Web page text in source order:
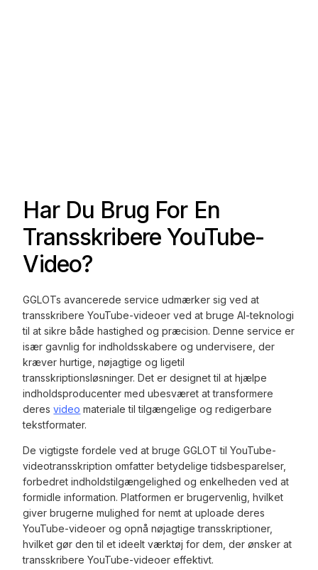
Har Du Brug For En
Transskribere YouTube-
Video?
GGLOTs avancerede service udmærker sig ved at
transskribere YouTube-videoer ved at bruge AI-teknologi
til at sikre både hastighed og præcision. Denne service er
især gavnlig for indholdsskabere og undervisere, der
kræver hurtige, nøjagtige og ligetil
transskriptionsløsninger. Det er designet til at hjælpe
indholdsproducenter med ubesværet at transformere
deresvideo materiale til tilgængelige og redigerbare
tekstformater.
De vigtigste fordele ved at bruge GGLOT til YouTube-
videotransskription omfatter betydelige tidsbesparelser,
forbedret indholdstilgængelighed og enkelheden ved at
formidle information. Platformen er brugervenlig, hvilket
giver brugerne mulighed for nemt at uploade deres
YouTube-videoer og opnå nøjagtige transskriptioner,
hvilket gør den til et ideelt værktøj for dem, der ønsker at
transskribere YouTube-videoer effektivt.